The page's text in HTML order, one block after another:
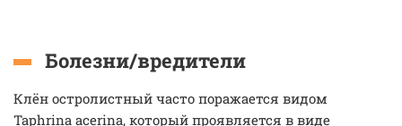
Болезни/вредители
Клён остролистный часто поражается видом
Taphrina acerina, который проявляется в виде